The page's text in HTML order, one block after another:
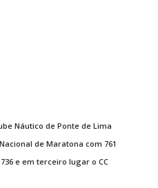
Náutico de Ponte de Lima
de Maratona com 761
e em terceiro lugar o CC